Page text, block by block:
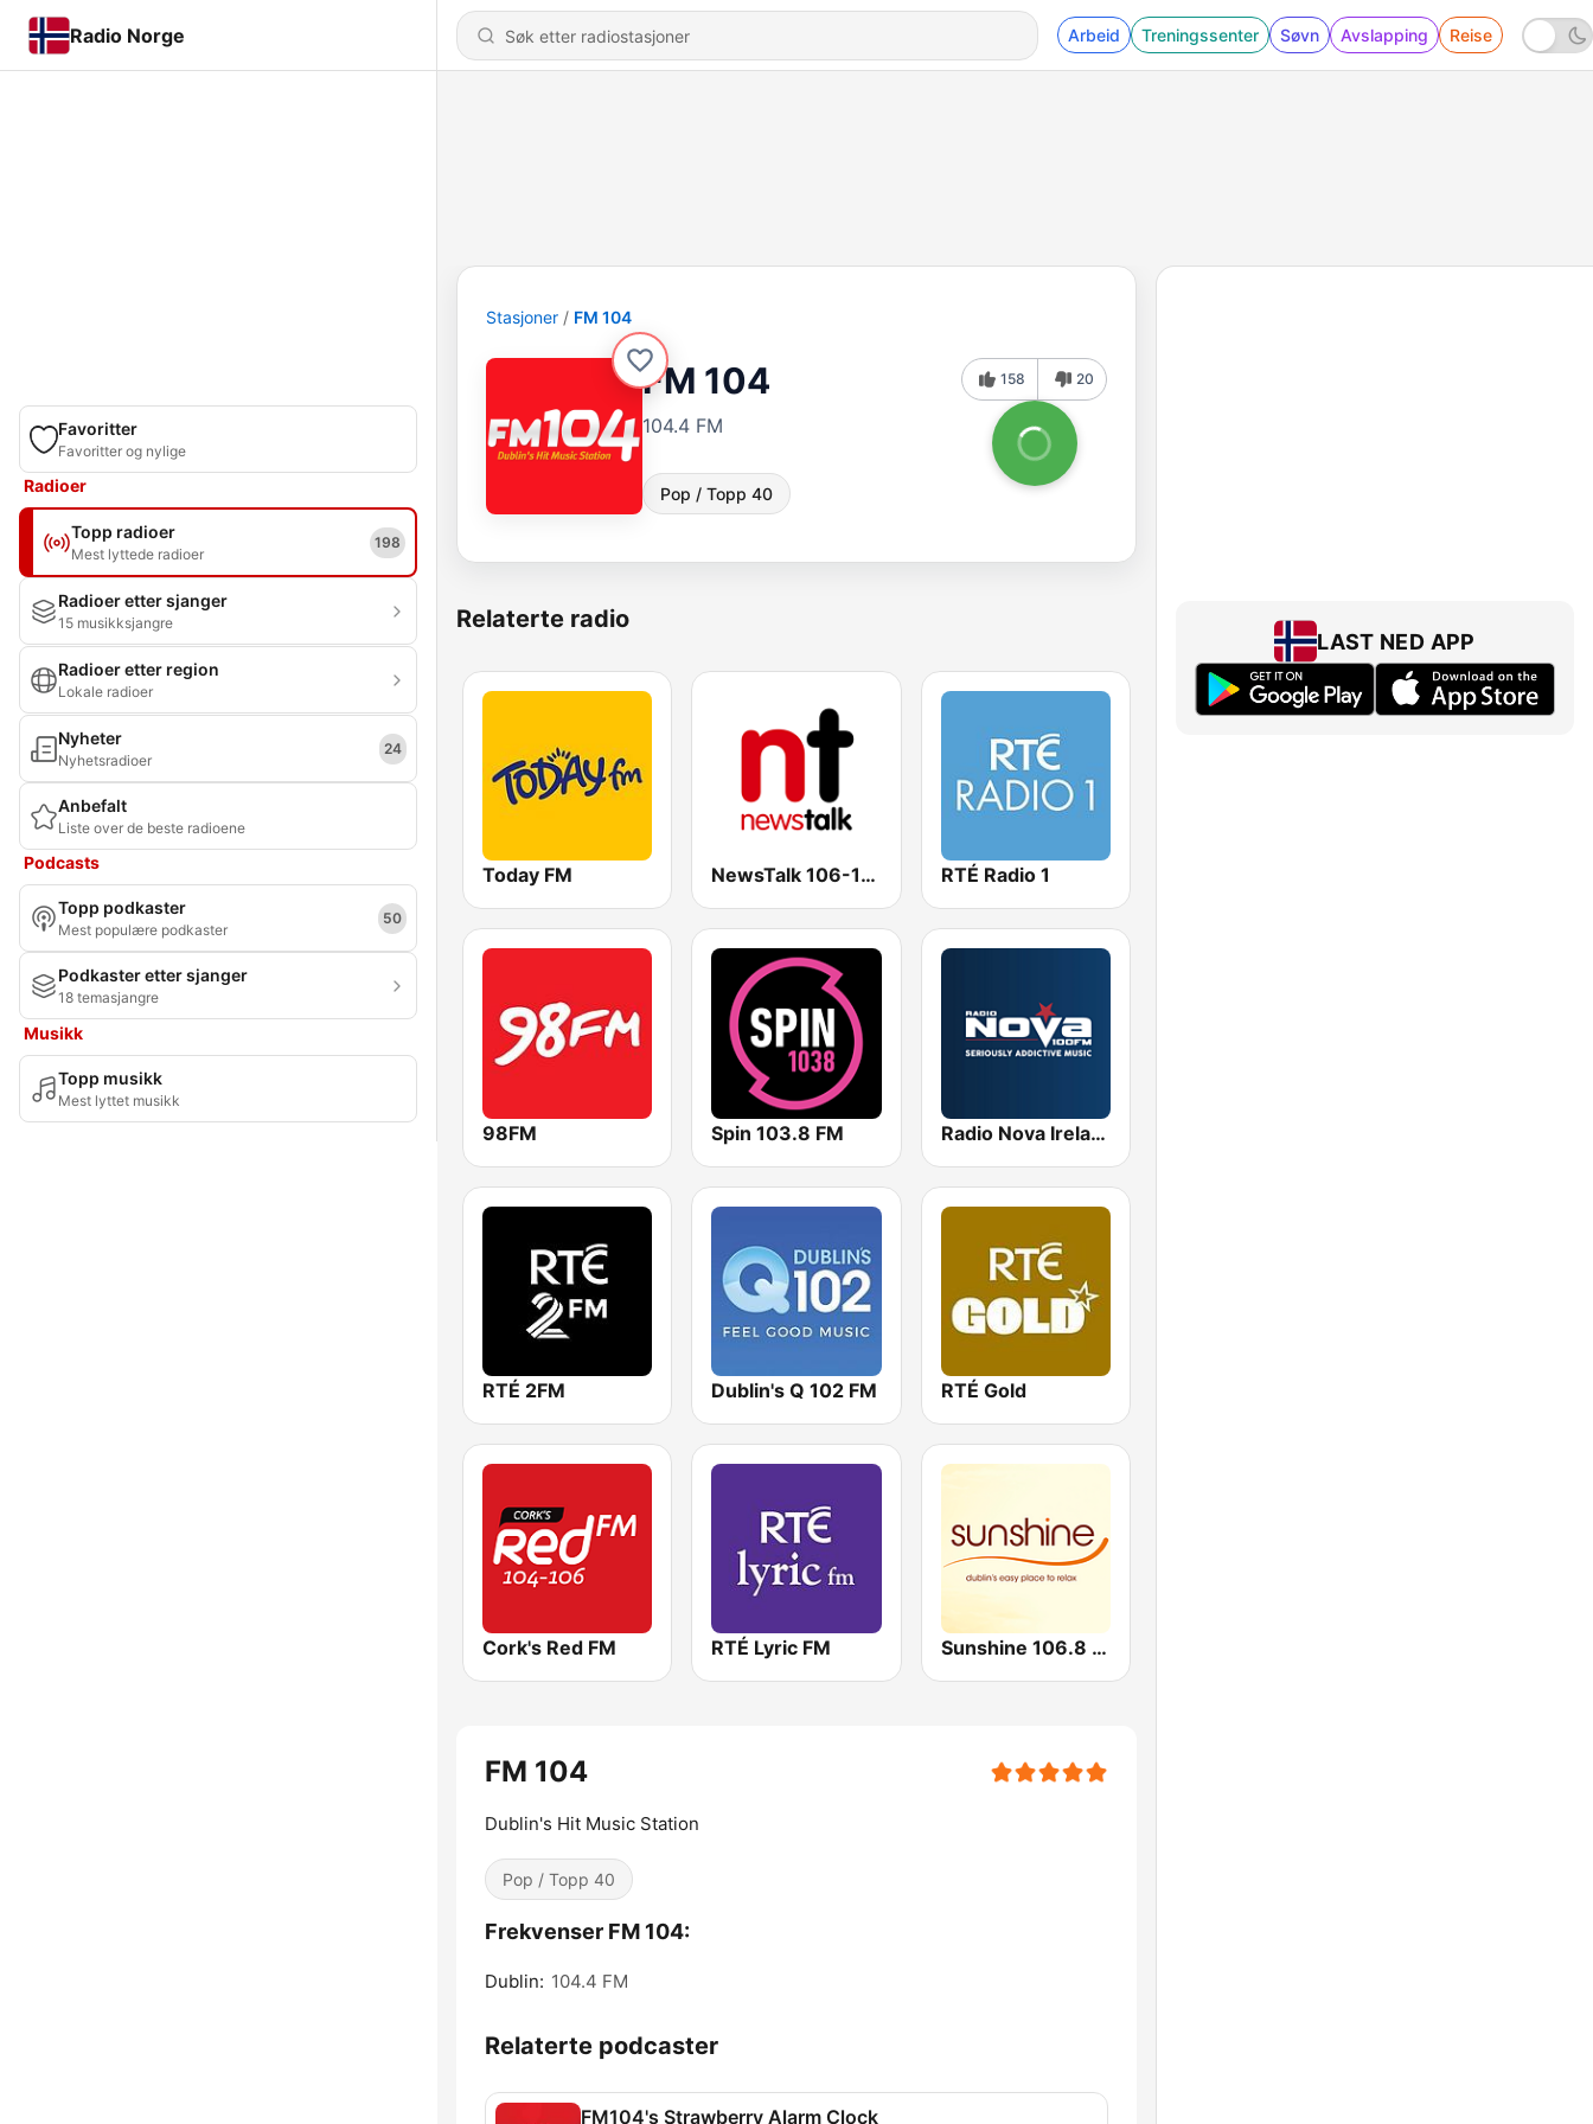
Radio Norge Arbeid Treningssenter Søvn Avslapping Reise
Favoritter
Favoritter og nylige
Radioer
Topp radioer
Mest lyttede radioer
198
Radioer etter sjanger
15 musikksjangre
Radioer etter region
Lokale radioer
Nyheter
Nyhetsradioer
24
Anbefalt
Liste over de beste radioene
Podcasts
Topp podkaster
Mest populære podkaster
50
Podkaster etter sjanger
18 temasjangre
Musikk
Topp musikk
Mest lyttet musikk
Stasjoner FM 104
FM 104
104.4 FM
Pop / Topp 40
158 20
Relaterte radio
Today FM NewsTalk 106-108 RTÉ Radio 1
98FM Spin 103.8 FM Radio Nova Ireland
RTÉ 2FM Dublin's Q 102 FM RTÉ Gold
Cork's Red FM RTÉ Lyric FM Sunshine 106.8 FM
FM 104
Dublin's Hit Music Station
Pop / Topp 40
Frekvenser FM 104:
Dublin: 104.4 FM
Relaterte podcaster
FM104's Strawberry Alarm Clock
LAST NED APP